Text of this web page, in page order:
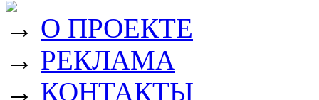
→ О ПРОЕКТЕ
→ РЕКЛАМА
→ КОНТАКТЫ